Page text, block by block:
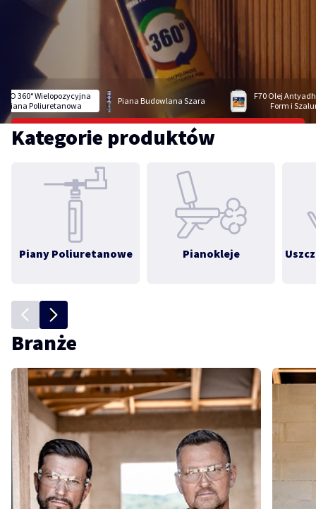
360° Wielopozycyjna
Piana Poliuretanowa
Piana Budowlana Szara
F70 Olej
Form i
Zobacz więcej szkoleń
Kategorie produktów
Piany Poliuretanowe Pianokleje
Branże